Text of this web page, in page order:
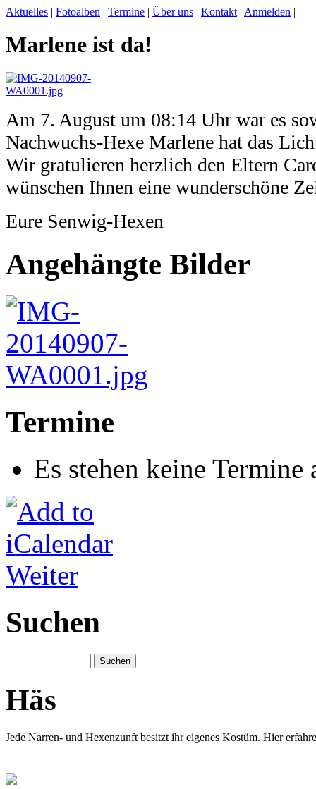
Aktuelles | Fotoalben | Termine | Über uns | Kontakt | Anmelden |
Marlene ist da!
Am 7. August um 08:14 Uhr war es
Nachwuchs-Hexe Marlene hat das
Wir gratulieren herzlich den Eltern
wünschen Ihnen eine wunderschöne
Eure Senwig-Hexen
Angehängte Bilder
Termine
Es stehen keine Termine
Weiter
Suchen
Häs
Jede Narren- und Hexenzunft besitzt ihr eigenes Kostüm. Hier